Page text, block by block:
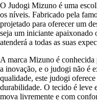
O Judogi Mizuno é uma
os níveis. Fabricado pela
projetado para oferecer um
seja um iniciante apaixonado
atenderá a todas as suas
A marca Mizuno é conhecida
a inovação, e o judogi não é
qualidade, este judogi
durabilidade. O tecido é leve
mova livremente e com